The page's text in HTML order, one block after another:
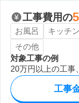
工事費用の
お風呂
キッチン
その他
対象工事の例
20万円以上の工事
工事